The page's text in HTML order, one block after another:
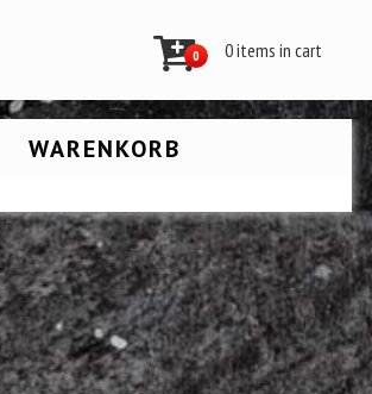
0 0 items in cart
WARENKORB